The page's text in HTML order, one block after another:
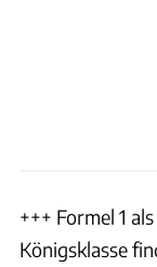
+++ Formel 1
Königsklasse